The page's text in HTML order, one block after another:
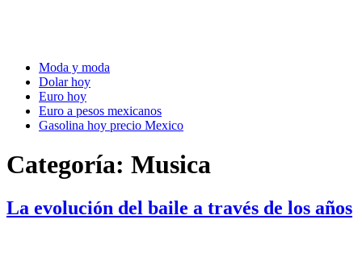
Moda y moda
Dolar hoy
Euro hoy
Euro a pesos mexicanos
Gasolina hoy precio Mexico
Categoría: Musica
La evolución del baile a través de los años